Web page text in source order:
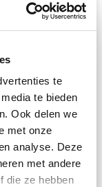
te
te bieden
Ook delen we
met onze
analyse. Deze
met andere
die ze hebben
(99x99mm)